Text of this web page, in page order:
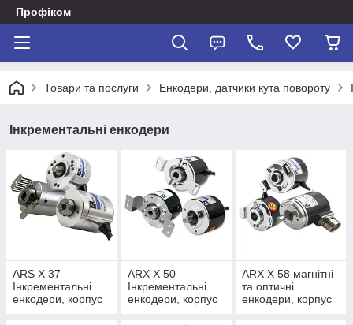
Профіком
Товари та послуги Енкодери, датчики кута повороту
Інкрементальні енкодери
ARS X 37
Інкрементальні
енкодери, корпус
ARX X 50
Інкрементальні
енкодери, корпус
ARX X 58 магнітні
та оптичні
енкодери, корпус